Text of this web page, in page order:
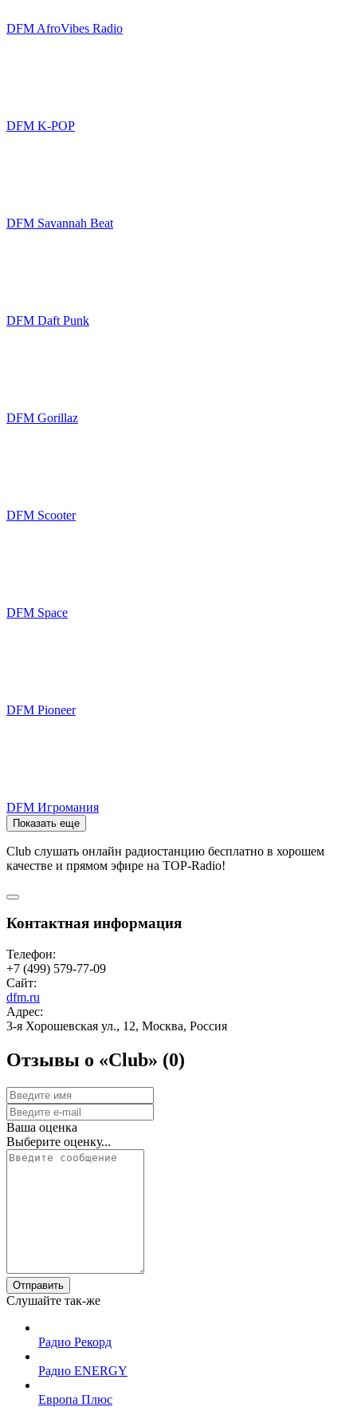
DFM AfroVibes Radio
DFM K-POP
DFM Savannah Beat
DFM Daft Punk
DFM Gorillaz
DFM Scooter
DFM Space
DFM Pioneer
DFM Игромания
Показать еще
Club слушать онлайн радиостанцию бесплатно в хорошем
качестве и прямом эфире на TOP-Radio!
Контактная информация
Телефон:
+7 (499) 579-77-09
Сайт:
dfm.ru
Адрес:
3-я Хорошевская ул., 12, Москва, Россия
Отзывы о «Club» (0)
Ваша оценка
Выберите оценку...
Отправить
Слушайте так-же
Радио Рекорд
Радио ENERGY
Европа Плюс